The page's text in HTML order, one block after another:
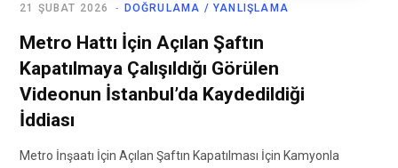
DOĞRULAMA / YANLIŞLAMA
21 ŞUBAT 2026
Metro Hattı İçin Açılan Şaftın
Kapatılmaya Çalışıldığı Görülen
Videonun İstanbul’da Kaydedildiği
İddiası
Metro İnşaatı İçin Açılan Şaftın Kapatılması İçin Kamyonla